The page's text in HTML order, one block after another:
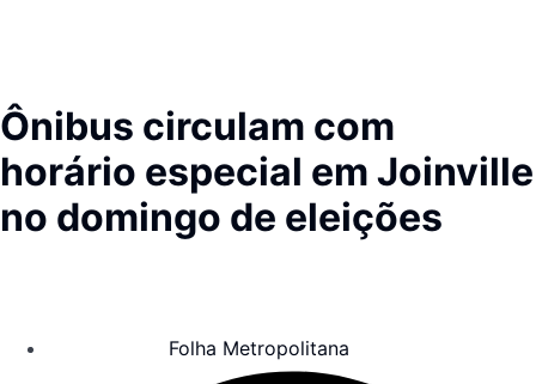
Ônibus circulam com
horário especial em Joinville
no domingo de eleições
Folha Metropolitana